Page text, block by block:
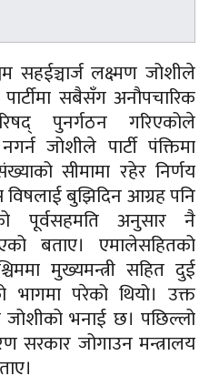
सहईञ्चार्ज लक्ष्मण जोशीले
सबैसँग अनौपचारिक
पुनर्गठन गरिएकोले
जोशीले पार्टी पंक्तिमा
सीमामा रहेर निर्णय
बुझिदिन आग्रह पनि
पूर्वसहमति अनुसार नै
बताए। एमालेसहितको
मुख्यमन्त्री सहित दुई
भागमा परेको थियो। उक्त
भनाई छ। पछिल्लो
सरकार जोगाउन मन्त्रालय